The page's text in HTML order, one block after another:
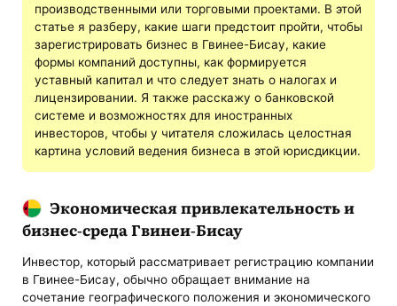
производственными или торговыми проектами. В этой
статье я разберу, какие шаги предстоит пройти, чтобы
зарегистрировать бизнес в Гвинее-Бисау, какие
формы компаний доступны, как формируется
уставный капитал и что следует знать о налогах и
лицензировании. Я также расскажу о банковской
системе и возможностях для иностранных
инвесторов, чтобы у читателя сложилась целостная
картина условий ведения бизнеса в этой юрисдикции.
Экономическая привлекательность и
бизнес-среда Гвинеи-Бисау
Инвестор, который рассматривает регистрацию компании
в Гвинее-Бисау, обычно обращает внимание на
сочетание географического положения и экономического